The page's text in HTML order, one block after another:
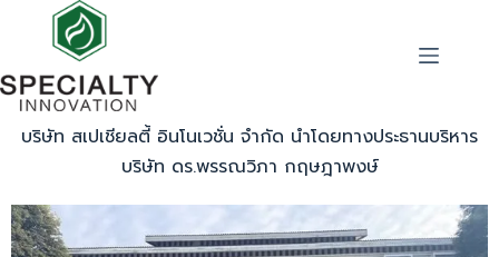
บริษัท สเปเชียลตี้ อินโนเวชั่น จำกัด นำโดยทางประธานบริหาร
บริษัท ดร.พรรณวิภา กฤษฎาพงษ์